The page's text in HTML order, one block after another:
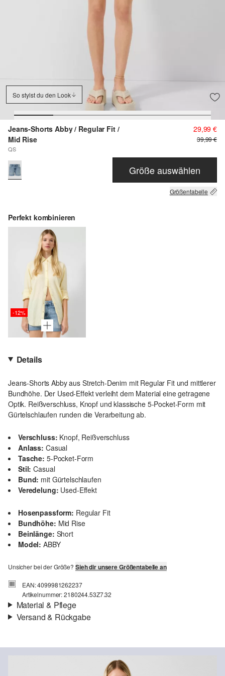
So stylst du den Look
Jeans-Shorts Abby / Regular Fit /
Mid Rise
QS
29,99 €
39,99 €
Größe auswählen
Größentabelle
Perfekt kombinieren
-12%
Details
Jeans-Shorts Abby aus Stretch-Denim mit Regular Fit und mittlerer
Bundhöhe. Der Used-Effekt verleiht dem Material eine getragene
Optik. Reißverschluss, Knopf und klassische 5-Pocket-Form mit
Gürtelschlaufen runden die Verarbeitung ab.
Verschluss: Knopf, Reißverschluss
Anlass: Casual
Tasche: 5-Pocket-Form
Stil: Casual
Bund: mit Gürtelschlaufen
Veredelung: Used-Effekt
Hosenpassform: Regular Fit
Bundhöhe: Mid Rise
Beinlänge: Short
Model: ABBY
Unsicher bei der Größe? Sieh dir unsere Größentabelle an
EAN: 4099981262237
Artikelnummer: 2180244.53Z7.32
Material & Pflege
Material: Baumwollmix
Versand & Rückgabe
Card Kunden profitieren von kostenfreier Standardlieferung ab